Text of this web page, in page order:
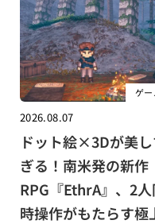
ゲー
2026.08.07
ドット絵×3Dが美
ぎる！南米発の新作
RPG『EthrA』、2人
時操作がもたらす極